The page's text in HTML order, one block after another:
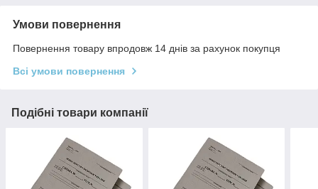
Умови повернення
Повернення товару впродовж 14 днів за рахунок покупця
Всі умови повернення
Подібні товари компанії